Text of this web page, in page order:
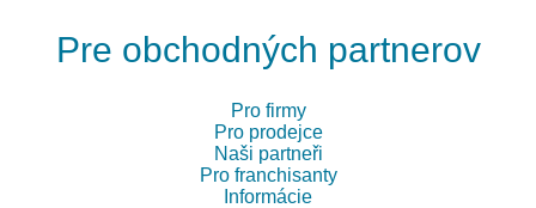
Pre obchodných partnerov
Pro firmy
Pro prodejce
Naši partneři
Pro franchisanty
Informácie